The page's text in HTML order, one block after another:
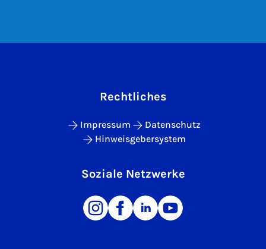
Rechtliches
Impressum
Datenschutz
Hinweisgebersystem
Soziale Netzwerke